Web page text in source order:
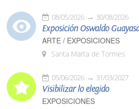
08/05/2026 30/08/2026
Exposición Oswaldo
ARTE / EXPOSICIONES
Santa Marta de Tormes
05/06/2026 31/03/2027
Visibilizar lo elegido
EXPOSICIONES